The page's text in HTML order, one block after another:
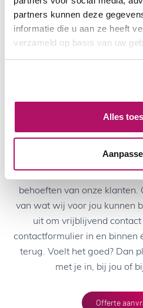
partners kunnen deze
informatie die u aan ze heeft
verzameld op basis van uw
Alles
reiniger in RVS-look
uitstraling. Wist je dat
een witte en een RVS-
Kom in
Geïnteresseerd
Elke branche en elk bedrijf is
onze dienstverlening
behoeften van onze
van wat wij voor jou kunnen
uit om vrijblijvend
contactformulier in en binnen
terug. Voelt het goed? Dan
met je in, bij jou of
Offerte